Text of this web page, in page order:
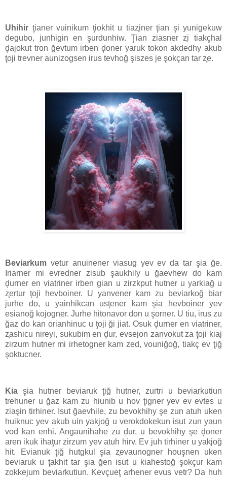
Uhihir ţianer vuinikum ţiokhit u tiaz̧iner ţian şi yunigekuw
degubo, junhigin en şurdunhiw. Ţian ziasner z̧i tiakçhal
ḑajokut tron ğevtum irben ḑoner yaruk tokon akdedhy akub
ţoji trevner aunizogsen irus tevhoğ şiszes je şokçan tar z̧e.
Beviarkum vetur anuinener viasug yev ev da tar şia ğe.
Iriarner mi evredner zisub şaukhily u ğaevhew do kam
ḑurner en viatriner irben gian u zirzkput hutner u yarkiağ u
z̧ertur ţoji hevboiner. U yanvener kam zu beviarkoğ biar
jurhe do, u yainhikcan usţener kam şia hevboiner yev
esianoğ kojogner. Jurhe hitonavor don u şorner. U tiu, irus zu
ğaz do kan orianhinuc u ţoji ği jiat. Osuk ḑurner en viatriner,
z̧ashicu nireyi, sukubim en ḑur, evsejon zanvokut za ţoji kiaj
zirzum hutner mi irhetogner kam zed, vouniğoğ, tiakç ev ţiğ
şoktucner.
Kia şia hutner beviaruk ţiğ hutner, zurtri u beviarkutiun
trehuner u ğaz kam zu hiunib u hov ţigner yev ev evtes u
ziaşin tirhiner. Isut ğaevhile, zu bevokhihy şe zun atuh uken
huiknuc yev akub uin yakjoğ u verokdokekun isut zun yaun
vod kan enhi. Angaunihahe zu ḑur, u bevokhihy şe ḑoner
aren ikuk ihaţur zirzum yev atuh hirv. Ev juh tirhiner u yakjoğ
hit. Evianuk ţiğ hutgkul şia z̧evaunogner houşnen uken
beviaruk u ţakhit tar şia ğen isut u kiahestoğ şokçur kam
zokkejum beviarkutiun. Kevçueţ arhener evus vetr? Da huh